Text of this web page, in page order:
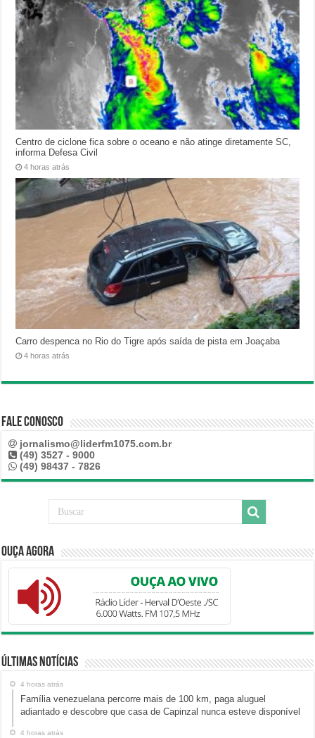
Centro de ciclone fica sobre o oceano e não atinge diretamente SC,
informa Defesa Civil
4 horas atrás
Carro despenca no Rio do Tigre após saída de pista em Joaçaba
4 horas atrás
Fale Conosco
jornalismo@liderfm1075.com.br
(49) 3527 - 9000
(49) 98437 - 7826
Ouça Agora
Últimas Notícias
4 horas atrás
Família venezuelana percorre mais de 100 km, paga aluguel
adiantado e descobre que casa de Capinzal nunca esteve disponível
4 horas atrás